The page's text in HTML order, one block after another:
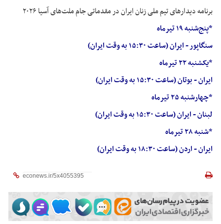
برنامه دیدارهای تیم ملی زنان ایران در مقدماتی جام ملت‌های آسیا ۲۰۲۶
*پنج‌شنبه ۱۹ تیرماه
سنگاپور - ایران (ساعت ۱۵:۳۰ به وقت ایران)
*یکشنبه ۲۲ تیرماه
ایران - بوتان (ساعت ۱۵:۳۰ به وقت ایران)
*چهارشنبه ۲۵ تیرماه
لبنان - ایران (ساعت ۱۵:۳۰ به وقت ایران)
*شنبه ۲۸ تیرماه
ایران - اردن (ساعت ۱۸:۳۰ به وقت ایران)